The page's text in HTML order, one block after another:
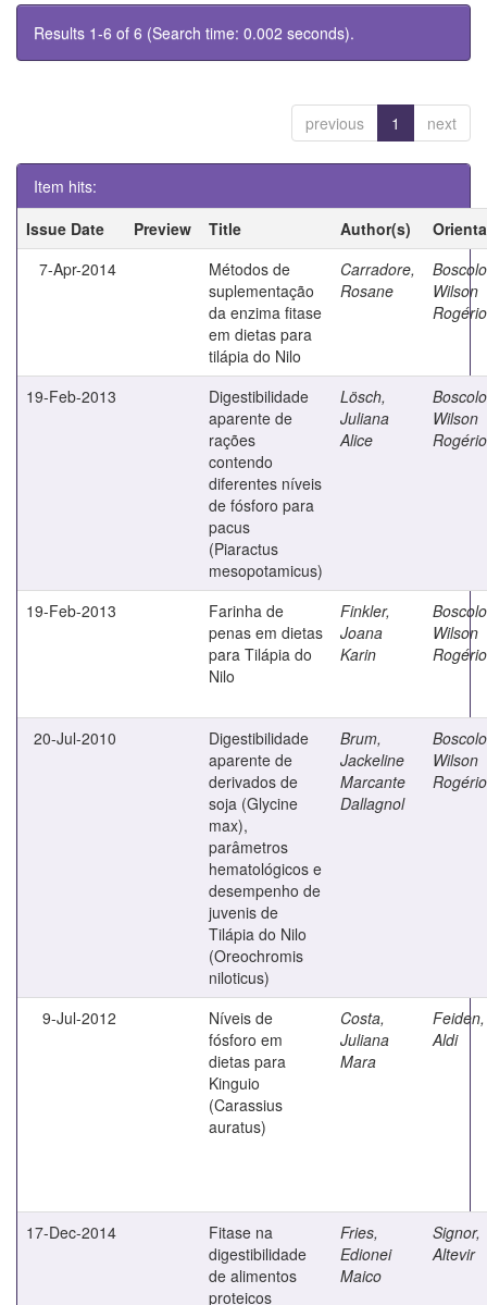
Results 1-6 of 6 (Search time: 0.002 seconds).
previous 1 next
Item hits:
Issue Date
Preview Title Author(s)
7-Apr-2014
Métodos de
suplementação
da enzima fitase
em dietas para
tilápia do Nilo
Carradore,
Rosane
Wilson
Rogério
19-Feb-2013
Digestibilidade
aparente de
rações
contendo
diferentes níveis
de fósforo para
pacus
(Piaractus
mesopotamicus)
Lösch,
Juliana
Alice
Wilson
Rogério
19-Feb-2013
Farinha de
penas em dietas
para Tilápia do
Nilo
Finkler,
Joana
Karin
Wilson
Rogério
20-Jul-2010
Digestibilidade
aparente de
derivados de
soja (Glycine
max),
parâmetros
hematológicos e
desempenho de
juvenis de
Tilápia do Nilo
(Oreochromis
niloticus)
Brum,
Jackeline
Marcante
Dallagnol
Wilson
Rogério
9-Jul-2012
Níveis de
fósforo em
dietas para
Kinguio
(Carassius
auratus)
Costa,
Juliana
Mara
Feiden,
Aldi
17-Dec-2014
Fitase na
digestibilidade
de alimentos
proteicos
Fries,
Edionei
Maico
Signor,
Altevir